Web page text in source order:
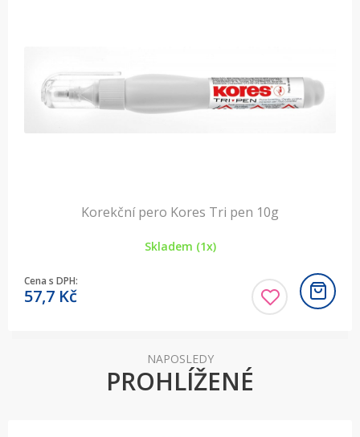
Korekční pero Kores Tri pen 10g
Skladem (1x)
Cena s DPH:
57,7 Kč
NAPOSLEDY
PROHLÍŽENÉ